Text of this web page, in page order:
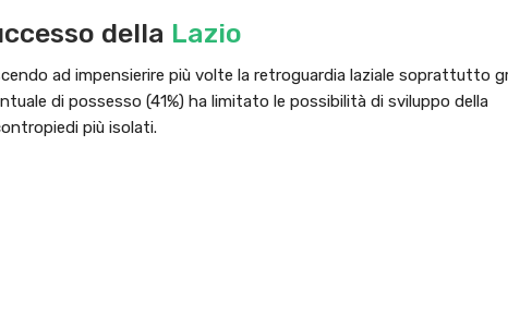
della Lazio
ad impensierire più volte la retroguardia laziale soprattutto
di possesso (41%) ha limitato le possibilità di sviluppo della
più isolati.